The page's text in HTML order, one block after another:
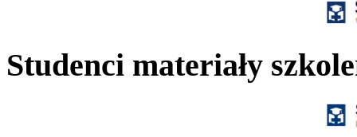
Studenci materiały